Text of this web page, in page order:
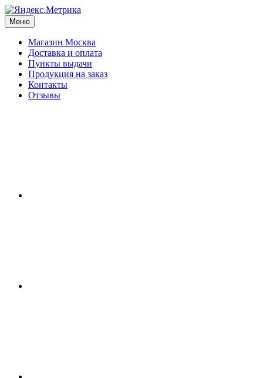
Меню
Магазин Москва
Доставка и оплата
Пункты выдачи
Продукция на заказ
Контакты
Отзывы